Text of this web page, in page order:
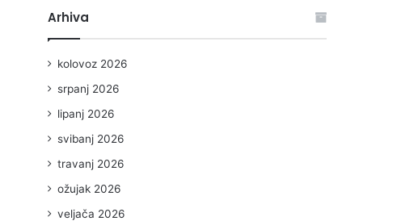
Arhiva
kolovoz 2026
srpanj 2026
lipanj 2026
svibanj 2026
travanj 2026
ožujak 2026
veljača 2026